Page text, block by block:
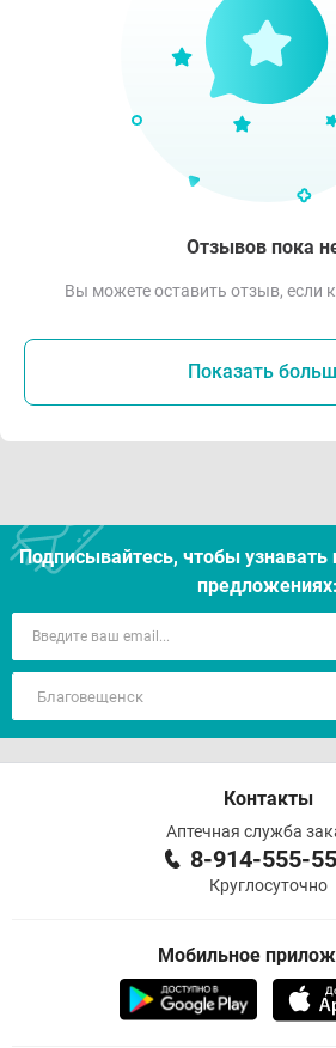
Отзывов пока
Вы можете оставить отзыв, если
Показать
Подписывайтесь, чтобы
предложениях:
Контакты
Аптечная служба
8-914-555-
Круглосуточно
Мобильное